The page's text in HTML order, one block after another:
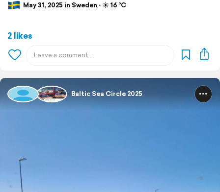
May 31, 2025 in Sweden ⋅ ☀️ 16 °C
2 likes
Baltic Sea Circle 2025